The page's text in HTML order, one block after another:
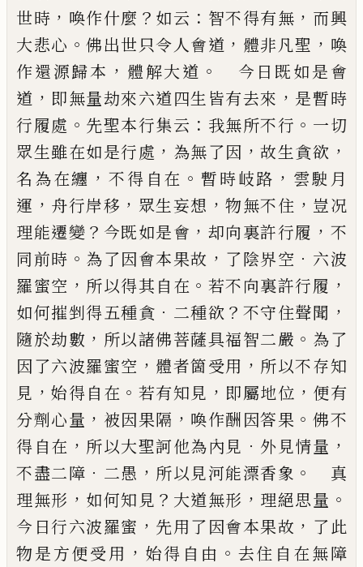
世時 ， 喚作什麼 ？ 如云 ： 智不得有無 ， 而興
大悲心 。佛出世只令人會道 ， 體非凡聖 ， 喚
作還源歸本 ， 體解大道 。 今日 既如是會
道 ， 即無量劫來六道四生皆有去來 ， 是暫時
行履處 。 先聖本行集云 ： 我無所不行 。 一切
眾生雖在如是行處 ， 為無了因 ，故生貪欲 ，
名為在纏 ， 不得自在 。 暫時岐路 ， 雲駛月
運 ， 舟行岸移 ， 眾生妄想 ，物無不住 ， 豈况
理能遷變 ？ 今既如是會 ， 却向裏許行履 ， 不
同前時 。 為了因會本果故 ， 了陰界空 ． 六波
羅蜜空 ， 所以得其自在 。 若不向裏許行履 ，
如何摧剉得五種貪 ． 二種欲 ？ 不守住聲聞 ，
隨於劫數 ， 所以諸佛菩薩具福智二嚴 。 為了
因了六波羅蜜空 ， 體者箇受用 ， 所以不存知
見 ，始得自在 。 若有知見 ， 即屬地位 ， 便有
分劑心量 ， 被因果隔 ， 喚作酬因答果 。佛不
得自在 ， 所以大聖訶他為內見 ． 外見情量 ，
不盡二障 ． 二愚 ， 所以見河能漂香象 。
真
理無形 ， 如何知見 ？ 大道無形 ， 理絕思量 。
今日行六波羅蜜 ， 先用了因會本果故 ， 了此
物是方便受用 ， 始得自由 。 去住自在無障